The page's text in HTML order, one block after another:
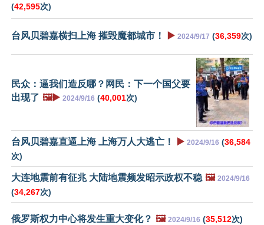
(42,595次)
台风贝碧嘉横扫上海 摧毁魔都城市！ ▶️ 2024/9/17 (36,359次)
民众：逼我们造反哪？网民：下一个国父要
出现了 🖼️▶️ 2024/9/16 (40,001次)
台风贝碧嘉直逼上海 上海万人大逃亡！ ▶️ 2024/9/16 (36,584
次)
大连地震前有征兆 大陆地震频发昭示政权不稳 🖼️ 2024/9/16
(34,267次)
俄罗斯权力中心将发生重大变化？ 🖼️ 2024/9/16 (35,512次)